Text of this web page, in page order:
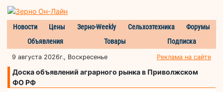
Новости Цены Зерно-Weekly Сельхозтехника
Форумы
Объявления
Товары Подписка
9 августа 2026г., Воскресенье Реклама на сайте
Доска объявлений аграрного рынка в Приволжском
ФО РФ